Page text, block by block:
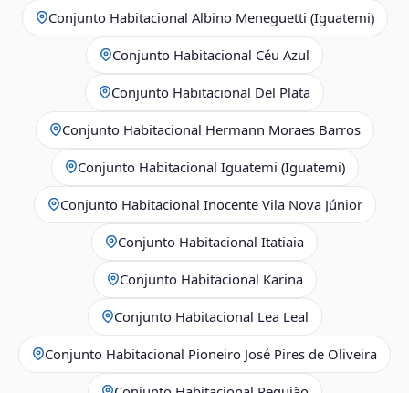
Conjunto Habitacional Albino Meneguetti (Iguatemi)
Conjunto Habitacional Céu Azul
Conjunto Habitacional Del Plata
Conjunto Habitacional Hermann Moraes Barros
Conjunto Habitacional Iguatemi (Iguatemi)
Conjunto Habitacional Inocente Vila Nova Júnior
Conjunto Habitacional Itatiaia
Conjunto Habitacional Karina
Conjunto Habitacional Lea Leal
Conjunto Habitacional Pioneiro José Pires de Oliveira